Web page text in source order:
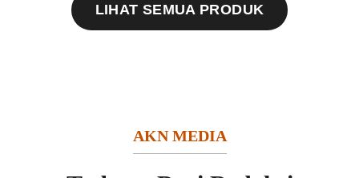
LIHAT SEMUA PRODUK
AKN MEDIA